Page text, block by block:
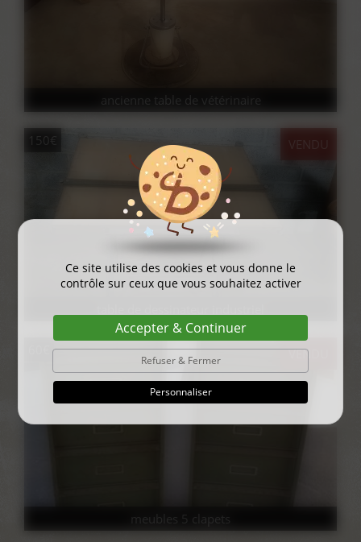
Ce site utilise des cookies et vous donne le
contrôle sur ceux que vous souhaitez activer
Accepter & Continuer
Refuser & Fermer
Personnaliser
ancienne table de vétérinaire
150€
meubles 5 clapets
VENDU